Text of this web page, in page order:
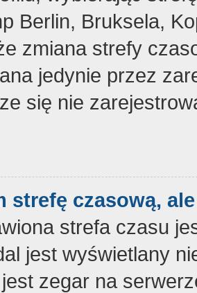
Berlin, Bruksela,
zmiana strefy
jedynie przez
się nie
strefę czasową,
strefa czasu
jest wyświetlany
zegar na